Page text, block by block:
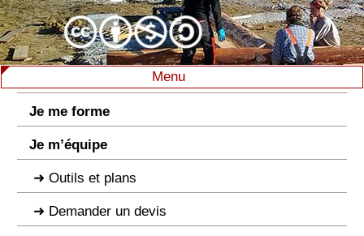
Menu
Je me forme
Je m’équipe
Outils et plans
Demander un devis